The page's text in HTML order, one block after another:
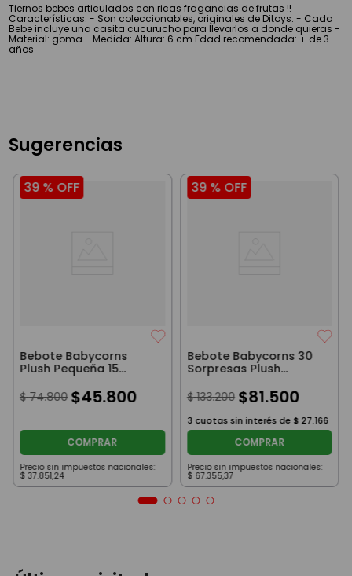
Tiernos bebes articulados con ricas fragancias de frutas !!
Características: - Son coleccionables, originales de Ditoys. - Cada
Bebe incluye una casita cucurucho para llevarlos a donde quieras -
Material: goma - Medida: Altura: 6 cm Edad recomendada: + de 3
años
Sugerencias
39 % OFF
Bebote Babycorns
Plush Pequeña 15
Sorpresas Celeste
$ 74.800 $45.800
COMPRAR
Precio sin impuestos nacionales:
$ 37.851,24
39 % OFF
Bebote Babycorns 30
Sorpresas Plush
Grande Dorado
$ 133.200 $81.500
3 cuotas sin interés de $ 27.166
COMPRAR
Precio sin impuestos nacionales:
$ 67.355,37